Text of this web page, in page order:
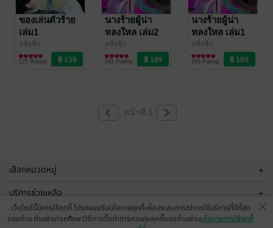
ของเล่นตัวร้าย
เล่ม1
หลิ่งชิง
นิยายรักจีนโบราณ
125 Rating
นางร้ายผู้น่า
หลงใหล เล่ม2
(เล่มจบ)
หลิ่งชิง
นิยายรักจีนโบราณ
243 Rating
นางร้ายผู้น่า
หลงใหล เล่ม1
หลิ่งชิง
นิยายรักจีนโบราณ
193 Rating
หน้าที่ 1
เลือกหมวดหมู่ +
บริการช่วยเหลือ +
เกี่ยวกับเรา
เว็บไซต์นี้มีการใช้คุกกี้ โปรดยอมรับนโยบายคุกกี้เพื่อประสบการณ์การใช้บริการที่ดีที่สุด
ของท่าน ท่านสามารถศึกษาวิธีการตั้งค่าการควบคุมคุกกี้ของท่านผ่านนโยบายการใช้คุกกี้